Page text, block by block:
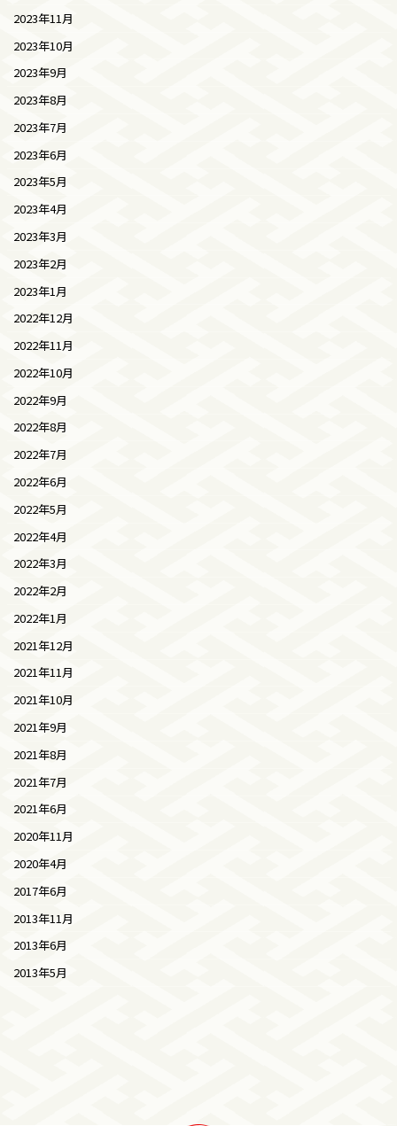
2023年11月
2023年10月
2023年9月
2023年8月
2023年7月
2023年6月
2023年5月
2023年4月
2023年3月
2023年2月
2023年1月
2022年12月
2022年11月
2022年10月
2022年9月
2022年8月
2022年7月
2022年6月
2022年5月
2022年4月
2022年3月
2022年2月
2022年1月
2021年12月
2021年11月
2021年10月
2021年9月
2021年8月
2021年7月
2021年6月
2020年11月
2020年4月
2017年6月
2013年11月
2013年6月
2013年5月